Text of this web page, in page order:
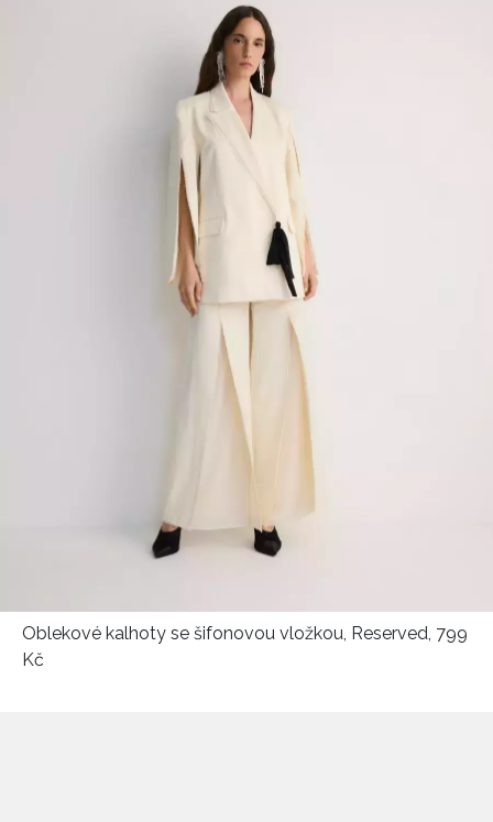
Oblekové kalhoty se šifonovou vložkou, Reserved, 799
Kč